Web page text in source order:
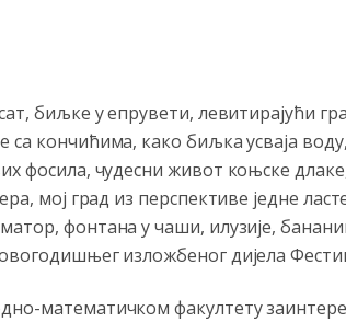
биљке у епрувети, левитирајући
са кончићима, како биљка усваја
фосила, чудесни живот коњске
мој град из перспективе једне
фонтана у чаши, илузије,
изложбеног дијела
математичком факултету